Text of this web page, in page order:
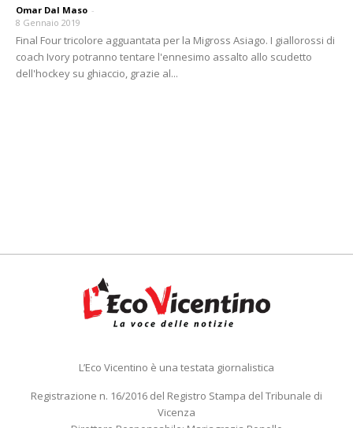
Omar Dal Maso -
8 Gennaio 2019
Final Four tricolore agguantata per la Migross Asiago. I giallorossi di
coach Ivory potranno tentare l'ennesimo assalto allo scudetto
dell'hockey su ghiaccio, grazie al...
L’Eco Vicentino è una testata giornalistica
Registrazione n. 16/2016 del Registro Stampa del Tribunale di
Vicenza